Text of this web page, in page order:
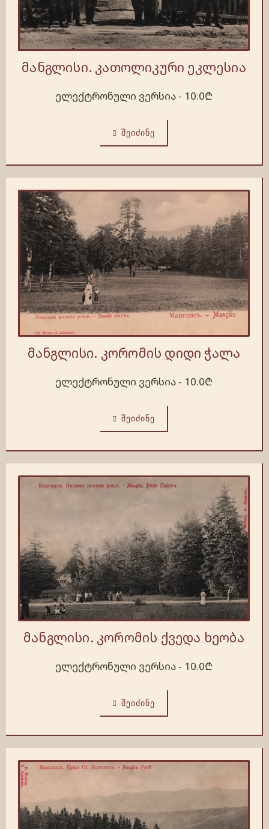
მანგლისი. კათოლიკური ეკლესია
ელექტრონული ვერსია - 10.0₾
ᲨᲔᲘᲫᲘᲜᲔ
მანგლისი. კორომის დიდი ჭალა
ელექტრონული ვერსია - 10.0₾
ᲨᲔᲘᲫᲘᲜᲔ
მანგლისი. კორომის ქვედა ხეობა
ელექტრონული ვერსია - 10.0₾
ᲨᲔᲘᲫᲘᲜᲔ